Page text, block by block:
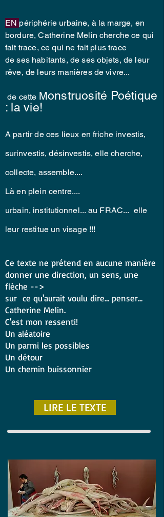
EN périphérie urbaine, à la marge, en
bordure, Catherine Melin cherche ce qui
fait trace, ce qui ne fait plus trace
de ses habitants, de ses objets, de leur
rêve, de leurs manières de vivre...
de cette Monstruosité Poétique
: la vie!
A partir de ces lieux en friche investis,
surinvestis, désinvestis, elle cherche,
collecte, assemble....
Là en plein centre....
urbain, institutionnel... au FRAC... elle
leur restitue un visage !!!
Ce texte ne prétend en aucune manière
donner une direction, un sens, une
flèche -->
sur ce qu'aurait voulu dire... penser...
Catherine Melin.
C'est mon ressenti!
Un aléatoire
Un parmi les possibles
Un détour
Un chemin buissonnier
LIRE LE TEXTE